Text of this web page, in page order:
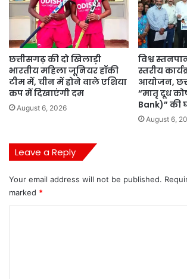
छत्तीसगढ़ की दो खिलाड़ी
भारतीय महिला जूनियर हॉकी
टीम में, चीन में होने वाले एशिया
कप में दिखाएंगी दम
August 6, 2026
विश्व
स्तरीय
आयोजन,
“मातृ दूध
Bank)” की
August 6,
Leave a Reply
Your email address will not be published.
marked *